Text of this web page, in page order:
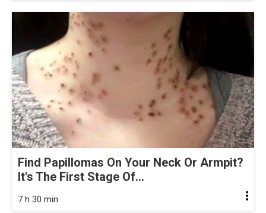
Find Papillomas On Your Neck Or Armpit?
It's The First Stage Of...
7 h 30 min